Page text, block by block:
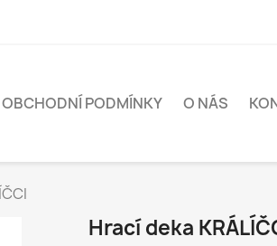
OBCHODNÍ PODMÍNKY O NÁS
Hrací deka